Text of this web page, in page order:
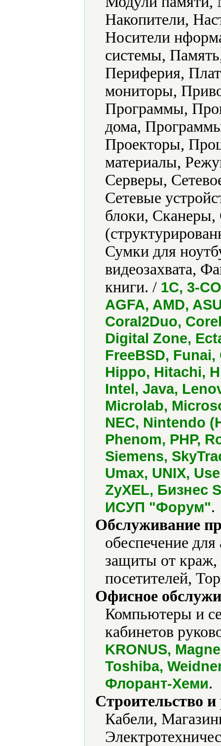
Накопители,
Носители
системы,
Периферия,
мониторы,
Программы,
дома,
Проекторы,
материалы,
Серверы,
Сетевые
блоки,
Сумки для
видеозахвата,
книги. / 1С, 3-
AGFA, AMD,
Coral2Duo,
Digital Zone,
FreeBSD,
Hippo, Hitachi,
Intel, Java,
Microlab,
NEC, Nintendo
Phenom, PHP,
Siemens,
Umax, UNIX,
ZyXEL, Бизнес
ИСУП "Форум".
Обслуживание
обеспечение
защиты от краж,
посетителей,
Офисное
Компьютеры и
кабинетов
KRONUS,
Toshiba,
Флорант-Хеми.
Строительство
Кабели,